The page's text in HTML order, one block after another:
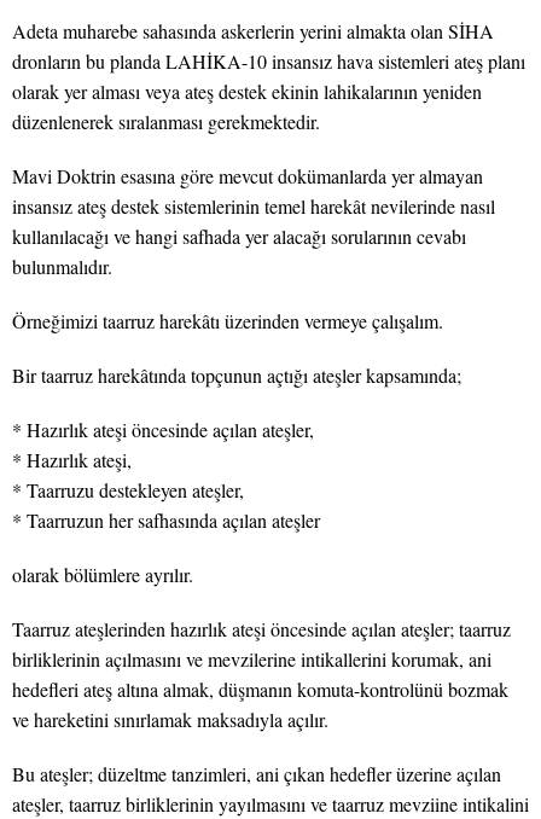
Adeta muharebe sahasında askerlerin yerini almakta olan SİHA
dronların bu planda LAHİKA-10 insansız hava sistemleri ateş planı
olarak yer alması veya ateş destek ekinin lahikalarının yeniden
düzenlenerek sıralanması gerekmektedir.
Mavi Doktrin esasına göre mevcut dokümanlarda yer almayan
insansız ateş destek sistemlerinin temel harekât nevilerinde nasıl
kullanılacağı ve hangi safhada yer alacağı sorularının cevabı
bulunmalıdır.
Örneğimizi taarruz harekâtı üzerinden vermeye çalışalım.
Bir taarruz harekâtında topçunun açtığı ateşler kapsamında;
* Hazırlık ateşi öncesinde açılan ateşler,
* Hazırlık ateşi,
* Taarruzu destekleyen ateşler,
* Taarruzun her safhasında açılan ateşler
olarak bölümlere ayrılır.
Taarruz ateşlerinden hazırlık ateşi öncesinde açılan ateşler; taarruz
birliklerinin açılmasını ve mevzilerine intikallerini korumak, ani
hedefleri ateş altına almak, düşmanın komuta-kontrolünü bozmak
ve hareketini sınırlamak maksadıyla açılır.
Bu ateşler; düzeltme tanzimleri, ani çıkan hedefler üzerine açılan
ateşler, taarruz birliklerinin yayılmasını ve taarruz mevziine intikalini